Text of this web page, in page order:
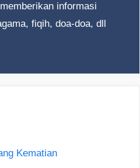
informasi
fiqih, doa-doa, dll
Kematian